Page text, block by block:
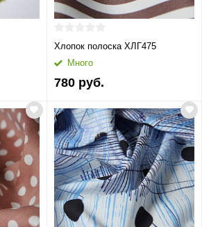
Хлопок полоска ХЛГ475
Много
780 руб.